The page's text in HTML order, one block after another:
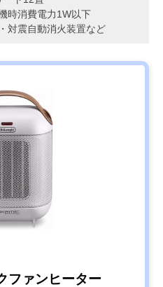
時消費電力1W以下
対震自動消火装置など
ファンヒーター